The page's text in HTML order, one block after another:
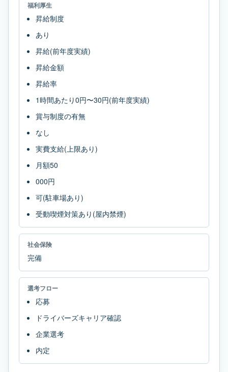
福利厚生
昇給制度
あり
昇給(前年度実績)
昇給金額
昇給率
1時間あたり0円〜30円(前年度実績)
賞与制度の有無
なし
実費支給(上限あり)
月額50
000円
可(駐車場あり)
受動喫煙対策あり(屋内禁煙)
社会保険
完備
選考フロー
応募
ドライバーズキャリア確認
企業選考
内定